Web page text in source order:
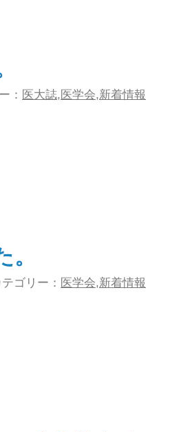
： 医大誌,医学会,新着情報
ゴリー： 医学会,新着情報